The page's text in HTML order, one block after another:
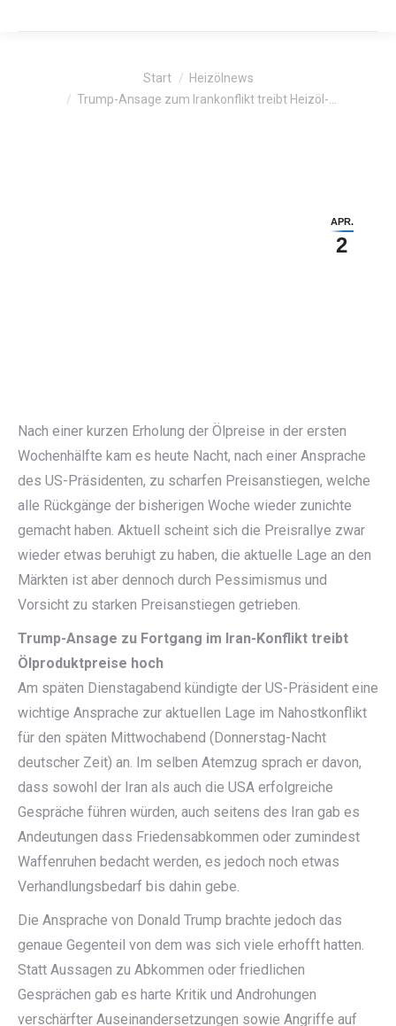
Sie befinden sich hier:Start
Heizölnews
Trump-Ansage zum Irankonflikt treibt Heizöl-…
APR.
2
Nach einer kurzen Erholung der Ölpreise in der ersten
Wochenhälfte kam es heute Nacht, nach einer Ansprache
des US-Präsidenten, zu scharfen Preisanstiegen, welche
alle Rückgänge der bisherigen Woche wieder zunichte
gemacht haben. Aktuell scheint sich die Preisrallye zwar
wieder etwas beruhigt zu haben, die aktuelle Lage an den
Märkten ist aber dennoch durch Pessimismus und
Vorsicht zu starken Preisanstiegen getrieben.
Trump-Ansage zu Fortgang im Iran-Konflikt treibt
Ölproduktpreise hoch
Am späten Dienstagabend kündigte der US-Präsident eine
wichtige Ansprache zur aktuellen Lage im Nahostkonflikt
für den späten Mittwochabend (Donnerstag-Nacht
deutscher Zeit) an. Im selben Atemzug sprach er davon,
dass sowohl der Iran als auch die USA erfolgreiche
Gespräche führen würden, auch seitens des Iran gab es
Andeutungen dass Friedensabkommen oder zumindest
Waffenruhen bedacht werden, es jedoch noch etwas
Verhandlungsbedarf bis dahin gebe.
Die Ansprache von Donald Trump brachte jedoch das
genaue Gegenteil von dem was sich viele erhofft hatten.
Statt Aussagen zu Abkommen oder friedlichen
Gesprächen gab es harte Kritik und Androhungen
verschärfter Auseinandersetzungen sowie Angriffe auf